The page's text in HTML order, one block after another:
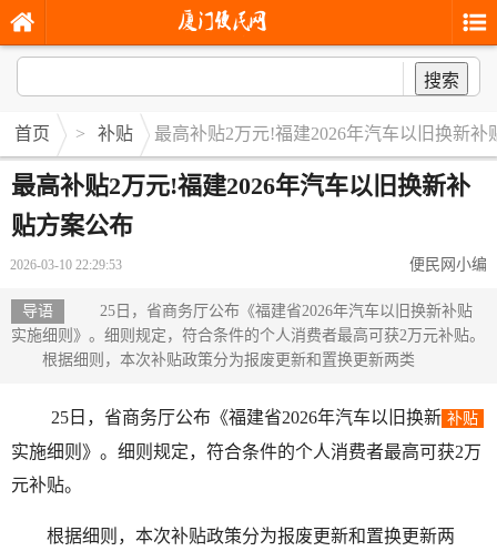
搜索
首页 > 补贴 最高补贴2万元!福建2026年汽车以旧换新补
最高补贴2万元!福建2026年汽车以旧换新补
贴方案公布
2026-03-10 22:29:53 便民网小编
导语
25日，省商务厅公布《福建省2026年汽车以旧换新补贴
实施细则》。细则规定，符合条件的个人消费者最高可获2万元补贴。
根据细则，本次补贴政策分为报废更新和置换更新两类
25日，省商务厅公布《福建省2026年汽车以旧换新 补贴
实施细则》。细则规定，符合条件的个人消费者最高可获2万
元补贴。
根据细则，本次补贴政策分为报废更新和置换更新两